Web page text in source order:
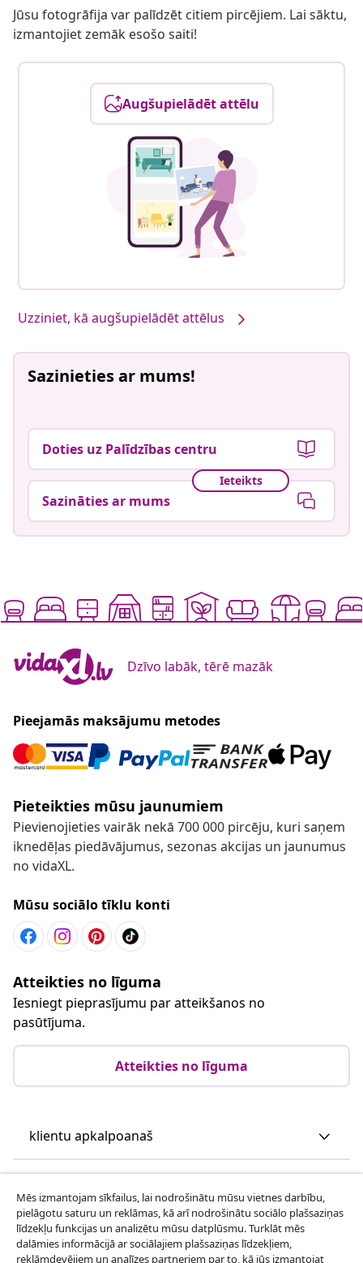
Jūsu fotogrāfija var palīdzēt citiem pircējiem. Lai sāktu,
izmantojiet zemāk esošo saiti!
Augšupielādēt attēlu
Uzziniet, kā augšupielādēt attēlus
Sazinieties ar mums!
Doties uz Palīdzības centru
Ieteikts
Sazināties ar mums
Dzīvo labāk, tērē mazāk
Pieejamās maksājumu metodes
Pieteikties mūsu jaunumiem
Pievienojieties vairāk nekā 700 000 pircēju, kuri saņem
iknedēļas piedāvājumus, sezonas akcijas un jaunumus
no vidaXL.
Mūsu sociālo tīklu konti
Atteikties no līguma
Iesniegt pieprasījumu par atteikšanos no
pasūtījuma.
Atteikties no līguma
klientu apkalpoanaš
vidaXL
Mēs izmantojam sīkfailus, lai nodrošinātu mūsu vietnes darbību,
pielāgotu saturu un reklāmas, kā arī nodrošinātu sociālo plašsaziņas
līdzekļu funkcijas un analizētu mūsu datplūsmu. Turklāt mēs
dalāmies informācijā ar sociālajiem plašsaziņas līdzekļiem,
reklāmdevējiem un analīzes partneriem par to, kā jūs izmantojat